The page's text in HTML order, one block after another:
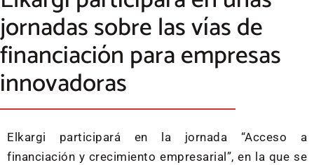
jornadas sobre las vías de
financiación para empresas
innovadoras
Elkargi participará en la jornada “Acceso a
financiación y crecimiento empresarial”, en la que se